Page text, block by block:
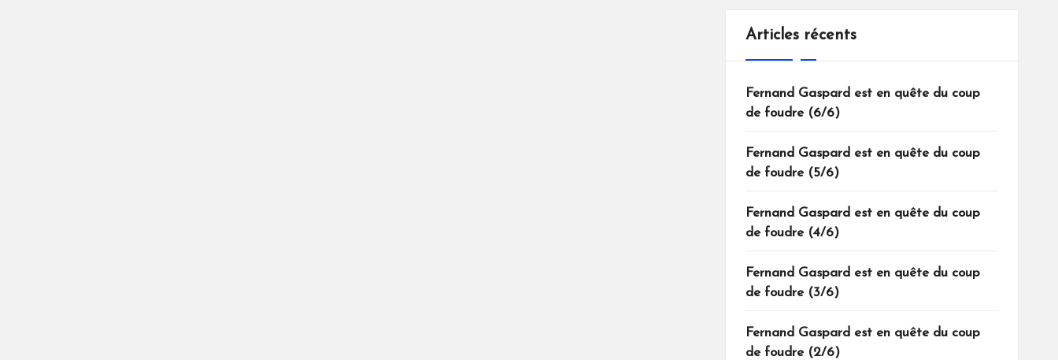
Articles récents
Fernand Gaspard est en quête du coup
de foudre (6/6)
Fernand Gaspard est en quête du coup
de foudre (5/6)
Fernand Gaspard est en quête du coup
de foudre (4/6)
Fernand Gaspard est en quête du coup
de foudre (3/6)
Fernand Gaspard est en quête du coup
de foudre (2/6)